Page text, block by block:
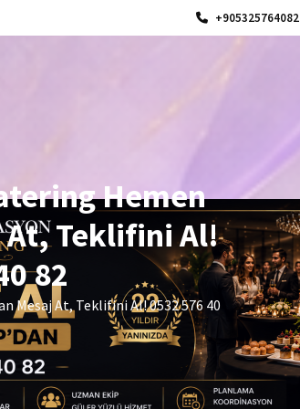
+905325764082
Hemen
At, Teklifini Al!
82
Mesaj At, Teklifini Al! 0532 576 40